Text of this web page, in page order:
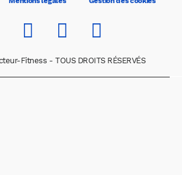
Fitness - TOUS DROITS RÉSERVÉS